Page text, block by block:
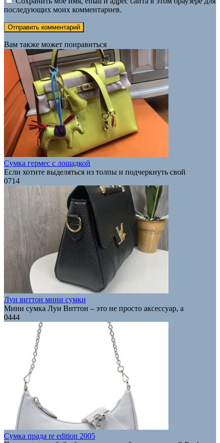
последующих моих комментариев.
Вам также может понравиться
Сумка гермес с лошадкой
Если хотите выделяться из толпы и подчеркнуть свой
0714
Луи виттон мини сумки
Мини сумка Луи Виттон – это не просто аксессуар, а
0444
Сумка прада re edition 2005